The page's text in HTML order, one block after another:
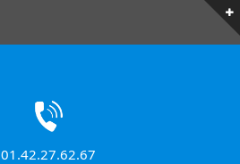
01.42.27.62.67